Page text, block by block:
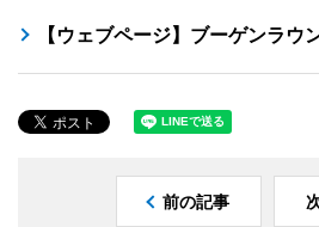
【ウェブページ】ブーゲンラウ
前の記事